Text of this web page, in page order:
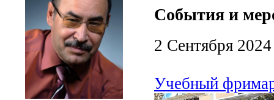
События и
2 Сентября 2024
Учебный